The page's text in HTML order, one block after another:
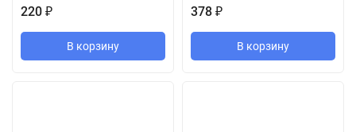
220 ₽
В корзину
378 ₽
В корзину